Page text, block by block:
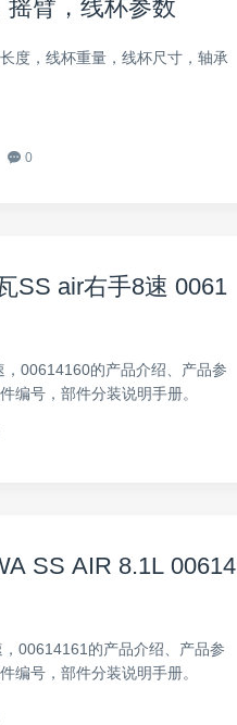
摇臂，线杯参数
度，线杯重量，线杯尺寸，轴承
0
SS air右手8速 0061
00614160的产品介绍、产品参
编号，部件分装说明手册。
SS AIR 8.1L 00614
00614161的产品介绍、产品参
编号，部件分装说明手册。